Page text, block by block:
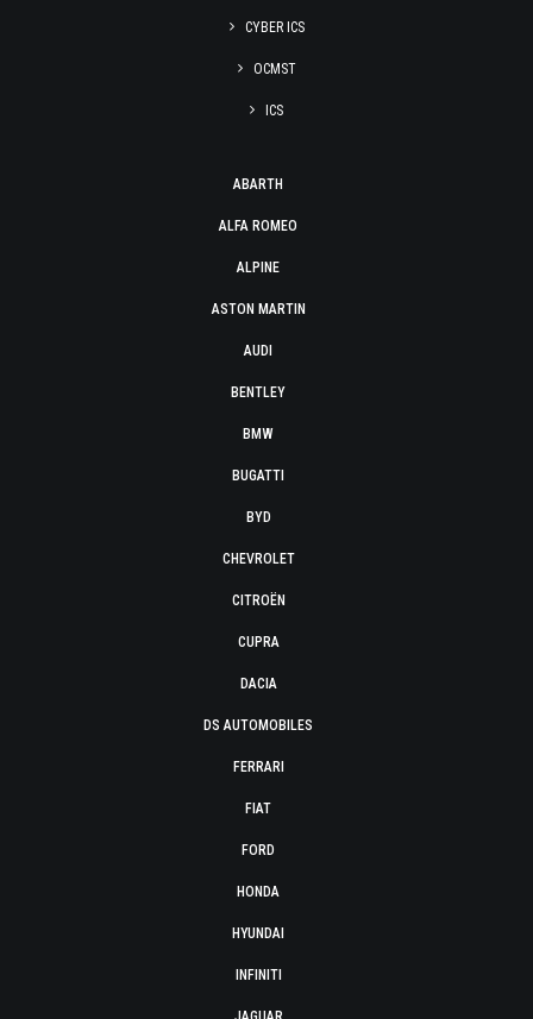
CYBER ICS
OCMST
ICS
ABARTH
ALFA ROMEO
ALPINE
ASTON MARTIN
AUDI
BENTLEY
BMW
BUGATTI
BYD
CHEVROLET
CITROËN
CUPRA
DACIA
DS AUTOMOBILES
FERRARI
FIAT
FORD
HONDA
HYUNDAI
INFINITI